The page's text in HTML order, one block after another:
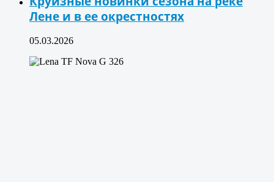
Лене и в ее окрестностях
05.03.2026